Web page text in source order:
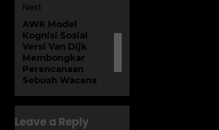
Next
AWK Model
Kognisi Sosial
Versi Van Dijk
Membongkar
Perencanaan
Sebuah Wacana
Leave a Reply